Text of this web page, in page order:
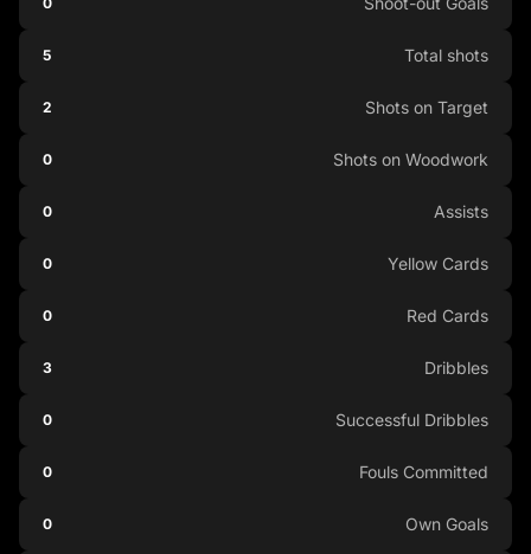
Total shots
5
Shots on Target
2
Shots on Woodwork
0
Assists
0
Yellow Cards
0
Red Cards
0
Dribbles
3
Successful Dribbles
0
Fouls Committed
0
Own Goals
0